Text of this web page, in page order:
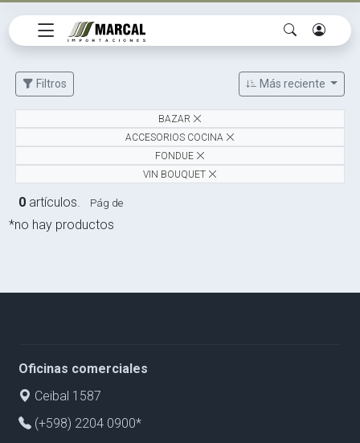
Filtros Más reciente
BAZAR
ACCESORIOS COCINA
FONDUE
VIN BOUQUET
*no hay productos
0 artículos. Pág de
Oficinas comerciales
Ceibal 1587
(+598) 2204 0900*